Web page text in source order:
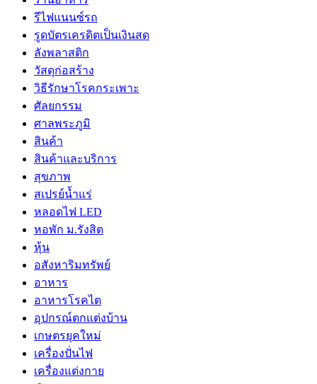
รีไฟแนนซ์รถ
รูดบัตรเครดิตเป็นเงินสด
ลังพลาสติก
วัสดุก่อสร้าง
วิธีรักษาโรคกระเพาะ
ศัลยกรรม
ศาลพระภูมิ
สินค้า
สินค้าและบริการ
สุขภาพ
สเปรย์น้ำแร่
หลอดไฟ LED
หอพัก ม.รังสิต
หุ้น
อสังหาริมทรัพย์
อาหาร
อาหารโรคไต
อุปกรณ์ตกแต่งบ้าน
เกษตรยุคใหม่
เครื่องปั่นไฟ
เครื่องแต่งกาย